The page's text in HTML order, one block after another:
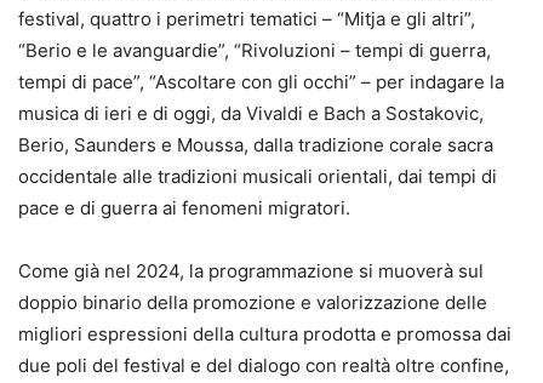
festival, quattro i perimetri tematici – “Mitja e gli altri”,
“Berio e le avanguardie”, “Rivoluzioni – tempi di guerra,
tempi di pace”, “Ascoltare con gli occhi” – per indagare la
musica di ieri e di oggi, da Vivaldi e Bach a Sostakovic,
Berio, Saunders e Moussa, dalla tradizione corale sacra
occidentale alle tradizioni musicali orientali, dai tempi di
pace e di guerra ai fenomeni migratori.
Come già nel 2024, la programmazione si muoverà sul
doppio binario della promozione e valorizzazione delle
migliori espressioni della cultura prodotta e promossa dai
due poli del festival e del dialogo con realtà oltre confine,